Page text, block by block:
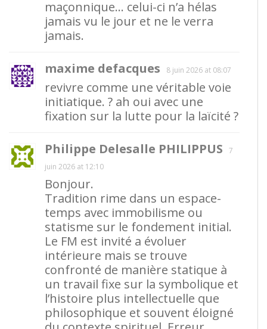
maçonnique… celui-ci n’a hélas
jamais vu le jour et ne le verra
jamais.
maxime defacques 8 juin 2026 at 08:07
revivre comme une véritable voie
initiatique. ? ah oui avec une
fixation sur la lutte pour la laïcité ?
Philippe Delesalle PHILIPPUS
7
juin 2026 at 12:10
Bonjour.
Tradition rime dans un espace-
temps avec immobilisme ou
statisme sur le fondement initial.
Le FM est invité a évoluer
intérieure mais se trouve
confronté de manière statique à
un travail fixe sur la symbolique et
l’histoire plus intellectuelle que
philosophique et souvent éloigné